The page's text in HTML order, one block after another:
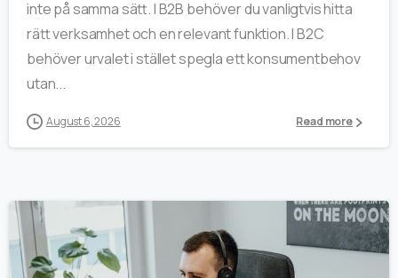
inte på samma sätt. I B2B behöver du vanligtvis hitta
rätt verksamhet och en relevant funktion. I B2C
behöver urvalet i stället spegla ett konsumentbehov
utan...
August 6, 2026 Read more